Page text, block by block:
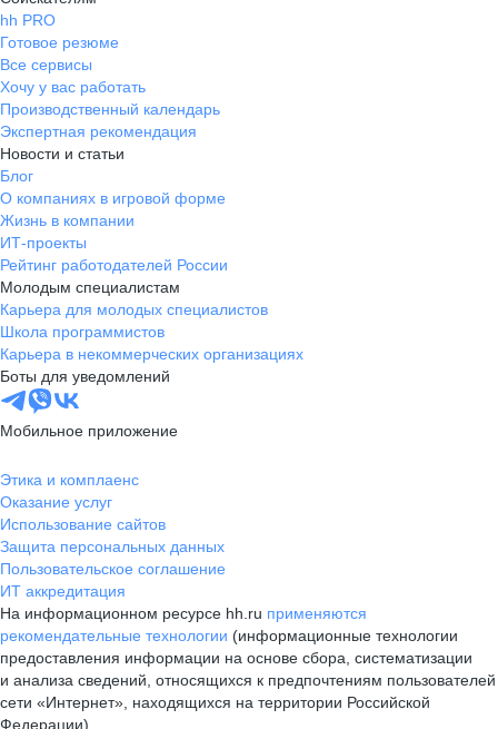
hh PRO
Готовое резюме
Все сервисы
Хочу у вас работать
Производственный календарь
Экспертная рекомендация
Новости и статьи
Блог
О компаниях в игровой форме
Жизнь в компании
ИТ-проекты
Рейтинг работодателей России
Молодым специалистам
Карьера для молодых специалистов
Школа программистов
Карьера в некоммерческих организациях
Боты для уведомлений
Мобильное приложение
Этика и комплаенс
Оказание услуг
Использование сайтов
Защита персональных данных
Пользовательское соглашение
ИТ аккредитация
На информационном ресурсе hh.ru применяются
рекомендательные технологии (информационные технологии
предоставления информации на основе сбора, систематизации
и анализа сведений, относящихся к предпочтениям пользователей
сети «Интернет», находящихся на территории Российской
Федерации)